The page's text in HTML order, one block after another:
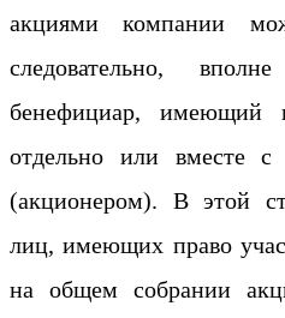
акциями компании
следовательно,
бенефициар, имеющий
отдельно или вместе с
(акционером). В этой
лиц, имеющих право
на общем собрании